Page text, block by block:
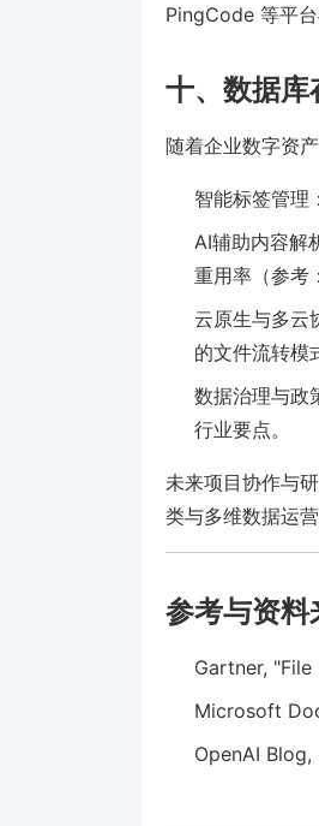
PingCode 等平
十、数据
随着企业数字资
智能标签管理
AI辅助内容解
重用率（参
云原生与多云
的文件流转模
数据治理与政
行业要点。
未来项目协作与
类与多维数据运
参考与资料
Gartner,
Microsoft
OpenAI